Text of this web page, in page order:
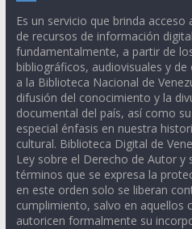
Es un servicio que brinda
de recursos de información
fundamentalmente, a partir de
bibliográficos, audiovisuales y
a la Biblioteca Nacional de
difusión del conocimiento y la
documental del país, así como
especial énfasis en nuestra
cultural. Biblioteca Digital de
Ley sobre el Derecho de Autor y
términos que se expresa la
en este orden solo se liberan
cumplimiento, salvo en aquellos
autoricen formalmente su